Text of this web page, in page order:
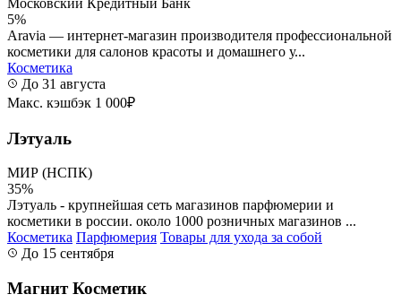
Московский Кредитный Банк
5%
Aravia — интернет-магазин производителя профессиональной
косметики для салонов красоты и домашнего у...
Косметика
До 31 августа
Макс. кэшбэк 1 000₽
Лэтуаль
МИР (НСПК)
35%
Лэтуаль - крупнейшая сеть магазинов парфюмерии и
косметики в россии. около 1000 розничных магазинов ...
Косметика Парфюмерия Товары для ухода за собой
До 15 сентября
Магнит Косметик